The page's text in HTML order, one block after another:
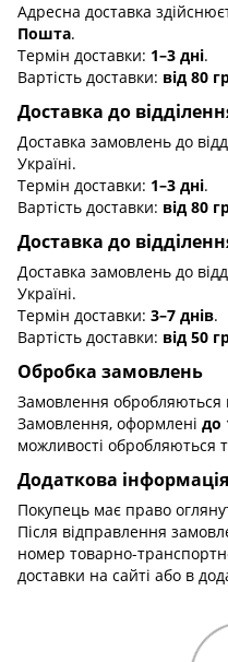
Адресна доставка
Пошта.
Термін доставки: 1–3 дні.
Вартість доставки: від 80
Доставка до
Доставка замовлень до
Україні.
Термін доставки: 1–3 дні.
Вартість доставки: від 80
Доставка до
Доставка замовлень до
Україні.
Термін доставки: 3–7 днів.
Вартість доставки: від 50
Обробка замовлень
Замовлення обробляються
Замовлення, оформлені до
можливості обробляються
Додаткова інформація
Покупець має право
Після відправлення
номер товарно-
доставки на сайті або в